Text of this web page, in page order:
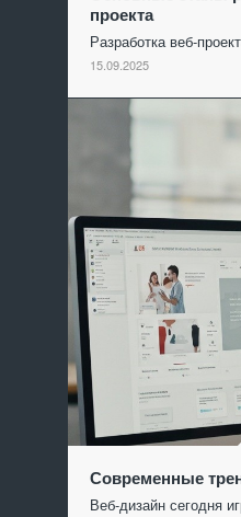
проекта
Разработка веб-
15.09.2025
Современные
Веб-дизайн сегодня